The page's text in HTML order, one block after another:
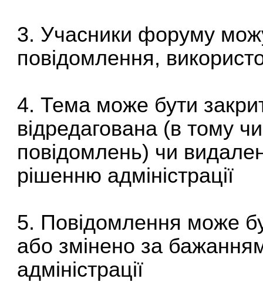
3. Учасники форуму
повідомлення,
4. Тема може бути
відредагована (в тому
повідомлень) чи
рішенню адміністрації
5. Повідомлення може
або змінено за
адміністрації